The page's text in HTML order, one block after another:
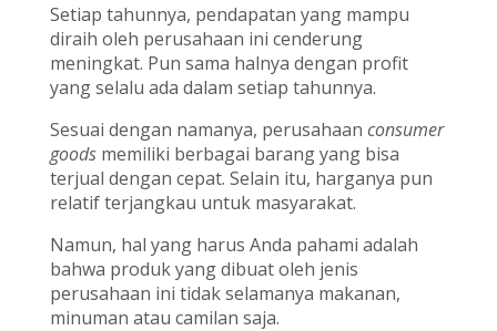
Setiap tahunnya, pendapatan yang mampu
diraih oleh perusahaan ini cenderung
meningkat. Pun sama halnya dengan profit
yang selalu ada dalam setiap tahunnya.
Sesuai dengan namanya, perusahaan consumer
goodsmemiliki berbagai barang yang bisa
terjual dengan cepat. Selain itu, harganya pun
relatif terjangkau untuk masyarakat.
Namun, hal yang harus Anda pahami adalah
bahwa produk yang dibuat oleh jenis
perusahaan ini tidak selamanya makanan,
minuman atau camilan saja.